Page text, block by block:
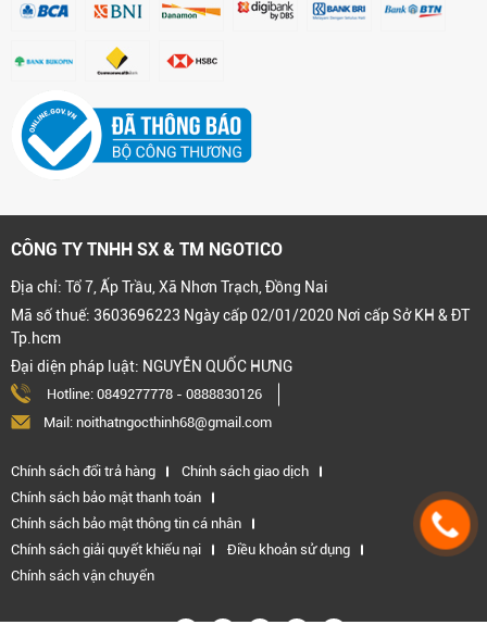
CÔNG TY TNHH SX & TM NGOTICO
Địa chỉ: Tổ 7, Ấp Trầu, Xã Nhơn Trạch, Đồng Nai
Mã số thuế: 3603696223 Ngày cấp 02/01/2020 Nơi cấp Sở KH & ĐT
Tp.hcm
Đại diện pháp luật: NGUYỄN QUỐC HƯNG
Hotline: 0849277778 - 0888830126
Mail: noithatngocthinh68@gmail.com
Chính sách đổi trả hàng
Chính sách giao dịch
Chính sách bảo mật thanh toán
Chính sách bảo mật thông tin cá nhân
Chính sách giải quyết khiếu nại
Điều khoản sử dụng
Chính sách vận chuyển